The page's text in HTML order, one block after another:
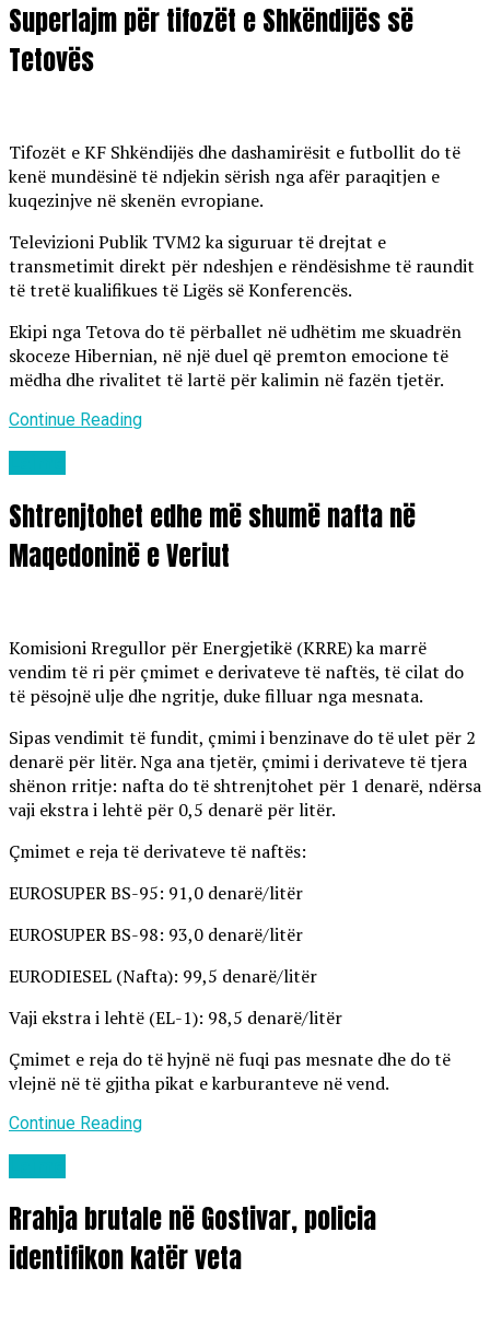
Superlajm për tifozët e Shkëndijës së
Tetovës
Tifozët e KF Shkëndijës dhe dashamirësit e futbollit do të
kenë mundësinë të ndjekin sërish nga afër paraqitjen e
kuqezinjve në skenën evropiane.
Televizioni Publik TVM2 ka siguruar të drejtat e
transmetimit direkt për ndeshjen e rëndësishme të raundit
të tretë kualifikues të Ligës së Konferencës.
Ekipi nga Tetova do të përballet në udhëtim me skuadrën
skoceze Hibernian, në një duel që premton emocione të
mëdha dhe rivalitet të lartë për kalimin në fazën tjetër.
Continue Reading
Shtrenjtohet edhe më shumë nafta në
Maqedoninë e Veriut
Komisioni Rregullor për Energjetikë (KRRE) ka marrë
vendim të ri për çmimet e derivateve të naftës, të cilat do
të pësojnë ulje dhe ngritje, duke filluar nga mesnata.
Sipas vendimit të fundit, çmimi i benzinave do të ulet për 2
denarë për litër. Nga ana tjetër, çmimi i derivateve të tjera
shënon rritje: nafta do të shtrenjtohet për 1 denarë, ndërsa
vaji ekstra i lehtë për 0,5 denarë për litër.
Çmimet e reja të derivateve të naftës:
EUROSUPER BS-95: 91,0 denarë/litër
EUROSUPER BS-98: 93,0 denarë/litër
EURODIESEL (Nafta): 99,5 denarë/litër
Vaji ekstra i lehtë (EL-1): 98,5 denarë/litër
Çmimet e reja do të hyjnë në fuqi pas mesnate dhe do të
vlejnë në të gjitha pikat e karburanteve në vend.
Continue Reading
Rrahja brutale në Gostivar, policia
identifikon katër veta